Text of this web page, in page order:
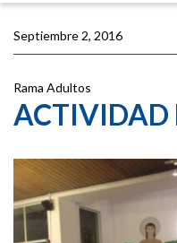
Septiembre 2, 2016
Rama Adultos
ACTIVIDAD